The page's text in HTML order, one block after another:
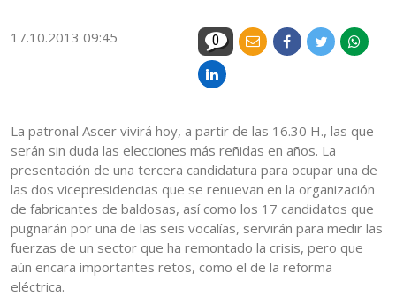
17.10.2013 09:45 0
La patronal Ascer vivirá hoy, a partir de las 16.30 H., las que
serán sin duda las elecciones más reñidas en años. La
presentación de una tercera candidatura para ocupar una de
las dos vicepresidencias que se renuevan en la organización
de fabricantes de baldosas, así como los 17 candidatos que
pugnarán por una de las seis vocalías, servirán para medir las
fuerzas de un sector que ha remontado la crisis, pero que
aún encara importantes retos, como el de la reforma
eléctrica.